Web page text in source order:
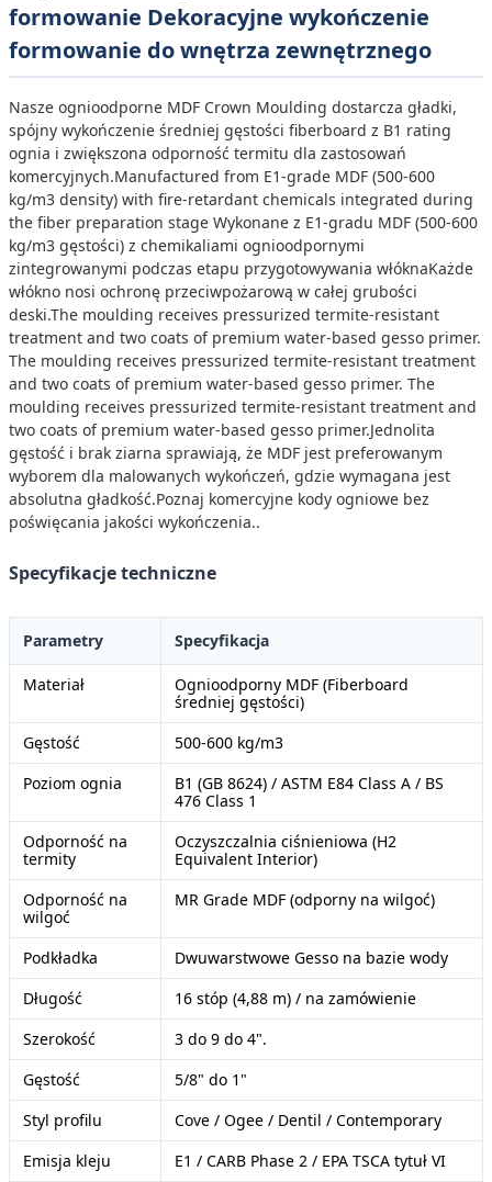
formowanie Dekoracyjne wykończenie
formowanie do wnętrza zewnętrznego
Nasze ognioodporne MDF Crown Moulding dostarcza gładki,
spójny wykończenie średniej gęstości fiberboard z B1 rating
ognia i zwiększona odporność termitu dla zastosowań
komercyjnych.Manufactured from E1-grade MDF (500-600
kg/m3 density) with fire-retardant chemicals integrated during
the fiber preparation stage Wykonane z E1-gradu MDF (500-600
kg/m3 gęstości) z chemikaliami ognioodpornymi
zintegrowanymi podczas etapu przygotowywania włóknaKażde
włókno nosi ochronę przeciwpożarową w całej grubości
deski.The moulding receives pressurized termite-resistant
treatment and two coats of premium water-based gesso primer.
The moulding receives pressurized termite-resistant treatment
and two coats of premium water-based gesso primer. The
moulding receives pressurized termite-resistant treatment and
two coats of premium water-based gesso primer.Jednolita
gęstość i brak ziarna sprawiają, że MDF jest preferowanym
wyborem dla malowanych wykończeń, gdzie wymagana jest
absolutna gładkość.Poznaj komercyjne kody ogniowe bez
poświęcania jakości wykończenia..
Specyfikacje techniczne
Parametry Specyfikacja
Materiał
Ognioodporny MDF (Fiberboard
średniej gęstości)
Gęstość
500-600 kg/m3
Poziom ognia
B1 (GB 8624) / ASTM E84 Class A / BS
476 Class 1
Odporność na
termity
Oczyszczalnia ciśnieniowa (H2
Equivalent Interior)
Odporność na
wilgoć
MR Grade MDF (odporny na wilgoć)
Podkładka
Dwuwarstwowe Gesso na bazie wody
Długość
16 stóp (4,88 m) / na zamówienie
Szerokość
3 do 9 do 4".
Gęstość
5/8" do 1"
Styl profilu
Cove / Ogee / Dentil / Contemporary
Emisja kleju
E1 / CARB Phase 2 / EPA TSCA tytuł VI